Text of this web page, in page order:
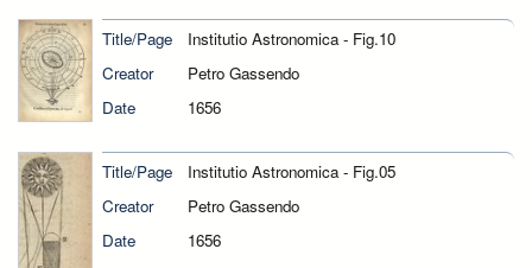
Title/Page
Institutio Astronomica - Fig.10
Creator
Petro Gassendo
Date
1656
Title/Page
Institutio Astronomica - Fig.05
Creator
Petro Gassendo
Date
1656